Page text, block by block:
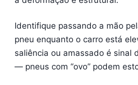
Identifique passando a mão
pneu enquanto o carro está
saliência ou amassado é sinal
— pneus com “ovo” podem